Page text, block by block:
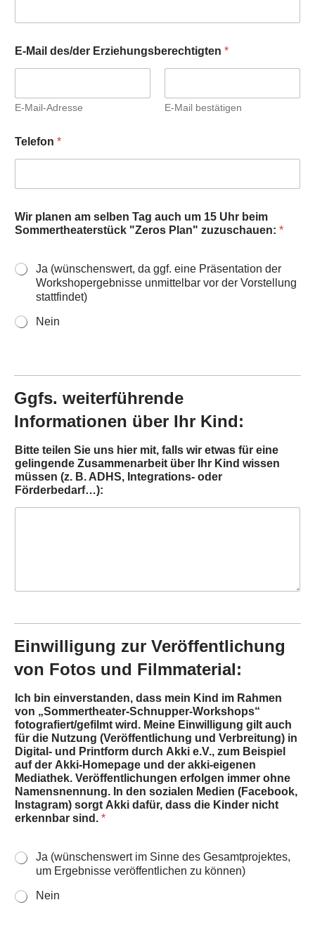
E-Mail des/der Erziehungsberechtigten *
E-Mail-Adresse E-Mail bestätigen
Telefon *
Wir planen am selben Tag auch um 15 Uhr beim
Sommertheaterstück "Zeros Plan" zuzuschauen: *
Ja (wünschenswert, da ggf. eine Präsentation der
Workshopergebnisse unmittelbar vor der Vorstellung
stattfindet)
Nein
Ggfs. weiterführende
Informationen über Ihr Kind:
Bitte teilen Sie uns hier mit, falls wir etwas für eine
gelingende Zusammenarbeit über Ihr Kind wissen
müssen (z. B. ADHS, Integrations- oder
Förderbedarf…):
Einwilligung zur Veröffentlichung
von Fotos und Filmmaterial:
Ich bin einverstanden, dass mein Kind im Rahmen
von „Sommertheater-Schnupper-Workshops“
fotografiert/gefilmt wird. Meine Einwilligung gilt auch
für die Nutzung (Veröffentlichung und Verbreitung) in
Digital- und Printform durch Akki e.V., zum Beispiel
auf der Akki-Homepage und der akki-eigenen
Mediathek. Veröffentlichungen erfolgen immer ohne
Namensnennung. In den sozialen Medien (Facebook,
Instagram) sorgt Akki dafür, dass die Kinder nicht
erkennbar sind. *
Ja (wünschenswert im Sinne des Gesamtprojektes,
um Ergebnisse veröffentlichen zu können)
Nein